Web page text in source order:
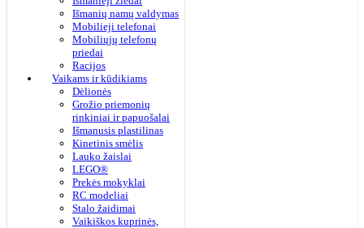
Išmanių namų valdymas
Mobilieji telefonai
Mobiliųjų telefonų
priedai
Racijos
Vaikams ir kūdikiams
Dėlionės
Grožio priemonių
rinkiniai ir papuošalai
Išmanusis plastilinas
Kinetinis smėlis
Lauko žaislai
LEGO®
Prekės mokyklai
RC modeliai
Stalo žaidimai
Vaikiškos kuprinės,